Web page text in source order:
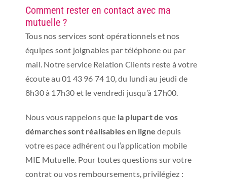
Comment rester en contact avec ma
mutuelle ?
Tous nos services sont opérationnels et nos
équipes sont joignables par téléphone ou par
mail. Notre service Relation Clients reste à votre
écoute au 01 43 96 74 10, du lundi au jeudi de
8h30 à 17h30 et le vendredi jusqu’à 17h00.
Nous vous rappelons que la plupart de vos
démarches sont réalisables en ligne depuis
votre espace adhérent ou l’application mobile
MIE Mutuelle. Pour toutes questions sur votre
contrat ou vos remboursements, privilégiez :